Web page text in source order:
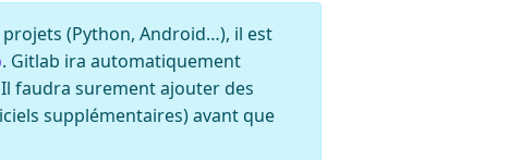
projets (Python, Android…), il est
. Gitlab ira automatiquement
faudra surement ajouter des
supplémentaires) avant que